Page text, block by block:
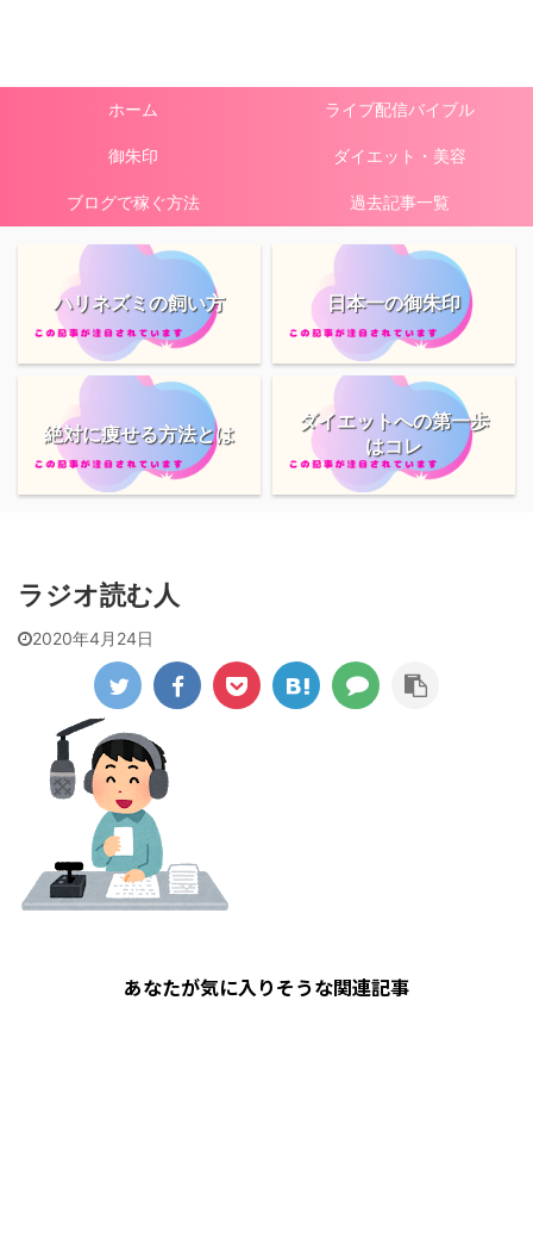
ホーム ライブ配信バイブル
御朱印 ダイエット・美容
ブログで稼ぐ方法 過去記事一覧
ハリネズミの飼い方 日本一の御朱印
絶対に痩せる方法とは
ダイエットへの第一歩
はコレ
ラジオ読む人
2020年4月24日
あなたが気に入りそうな関連記事